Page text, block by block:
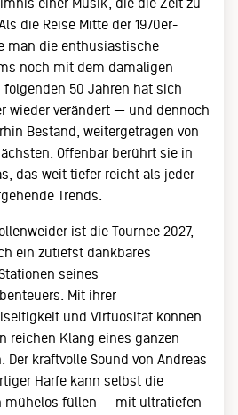
einer Musik, die die Zeit zu
die Reise Mitte der 1970er-
man die enthusiastische
noch mit dem damaligen
50 Jahren hat sich
wieder verändert — und dennoch
Bestand, weitergetragen von
Offenbar berührt sie in
das weit tiefer reicht als jeder
Trends.
ist die Tournee 2027,
ein zutiefst dankbares
seines
Mit ihrer
und Virtuosität können
reichen Klang eines ganzen
Der kraftvolle Sound von Andreas
Harfe kann selbst die
mühelos füllen — mit ultratiefen